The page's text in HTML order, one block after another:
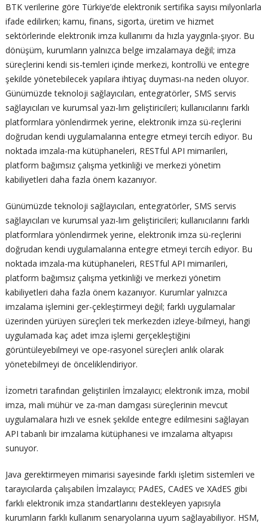
BTK verilerine göre Türkiye’de elektronik sertifika sayısı milyonlarla
ifade edilirken; kamu, finans, sigorta, üretim ve hizmet
sektörlerinde elektronik imza kullanımı da hızla yaygınla-şıyor. Bu
dönüşüm, kurumların yalnızca belge imzalamaya değil; imza
süreçlerini kendi sis-temleri içinde merkezi, kontrollü ve entegre
şekilde yönetebilecek yapılara ihtiyaç duyması-na neden oluyor.
Günümüzde teknoloji sağlayıcıları, entegratörler, SMS servis
sağlayıcıları ve kurumsal yazı-lım geliştiricileri; kullanıcılarını farklı
platformlara yönlendirmek yerine, elektronik imza sü-reçlerini
doğrudan kendi uygulamalarına entegre etmeyi tercih ediyor. Bu
noktada imzala-ma kütüphaneleri, RESTful API mimarileri,
platform bağımsız çalışma yetkinliği ve merkezi yönetim
kabiliyetleri daha fazla önem kazanıyor.
Günümüzde teknoloji sağlayıcıları, entegratörler, SMS servis
sağlayıcıları ve kurumsal yazı-lım geliştiricileri; kullanıcılarını farklı
platformlara yönlendirmek yerine, elektronik imza sü-reçlerini
doğrudan kendi uygulamalarına entegre etmeyi tercih ediyor. Bu
noktada imzala-ma kütüphaneleri, RESTful API mimarileri,
platform bağımsız çalışma yetkinliği ve merkezi yönetim
kabiliyetleri daha fazla önem kazanıyor. Kurumlar yalnızca
imzalama işlemini ger-çekleştirmeyi değil; farklı uygulamalar
üzerinden yürüyen süreçleri tek merkezden izleye-bilmeyi, hangi
uygulamada kaç adet imza işlemi gerçekleştiğini
görüntüleyebilmeyi ve ope-rasyonel süreçleri anlık olarak
yönetebilmeyi de önceliklendiriyor.
İzometri tarafından geliştirilen İmzalayıcı; elektronik imza, mobil
imza, mali mühür ve za-man damgası süreçlerinin mevcut
uygulamalara hızlı ve esnek şekilde entegre edilmesini sağlayan
API tabanlı bir imzalama kütüphanesi ve imzalama altyapısı
sunuyor.
Java gerektirmeyen mimarisi sayesinde farklı işletim sistemleri ve
tarayıcılarda çalışabilen İmzalayıcı; PAdES, CAdES ve XAdES gibi
farklı elektronik imza standartlarını destekleyen yapısıyla
kurumların farklı kullanım senaryolarına uyum sağlayabiliyor. HSM,